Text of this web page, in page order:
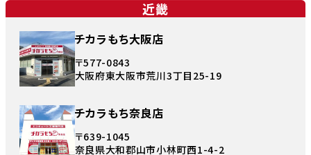
近畿
チカラもち大阪店
〒577-0843
大阪府東大阪市荒川3丁目25-19
チカラもち奈良店
〒639-1045
奈良県大和郡山市小林町西1-4-2